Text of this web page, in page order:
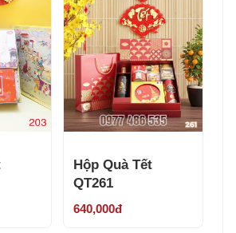
Hộp Quà Tết
QT261
640,000đ